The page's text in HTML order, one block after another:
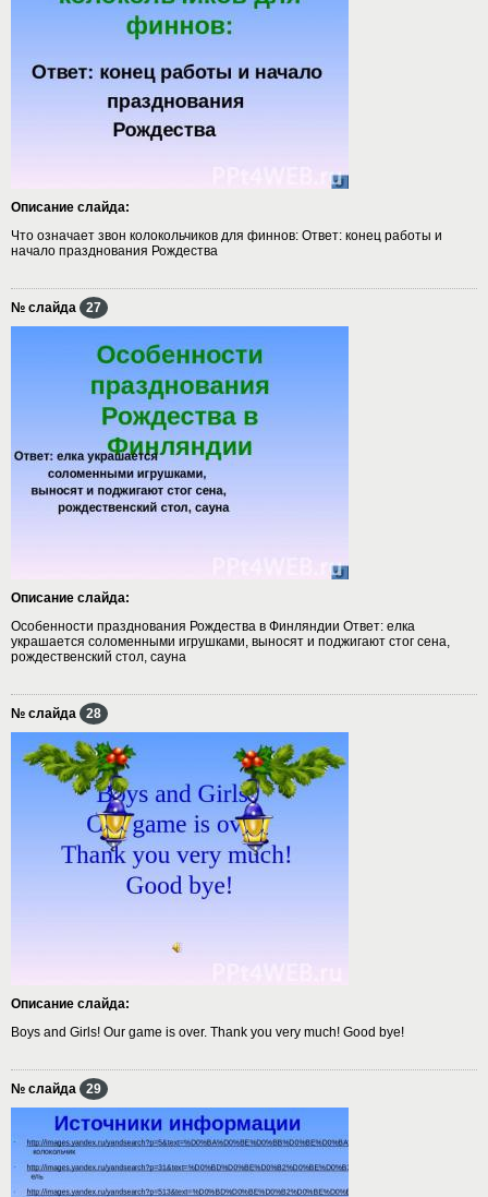
Описание слайда:
Что означает звон колокольчиков для финнов: Ответ: конец работы и
начало празднования Рождества
№ слайда 27
Описание слайда:
Особенности празднования Рождества в Финляндии Ответ: елка
украшается соломенными игрушками, выносят и поджигают стог сена,
рождественский стол, сауна
№ слайда 28
Описание слайда:
Boys and Girls! Our game is over. Thank you very much! Good bye!
№ слайда 29